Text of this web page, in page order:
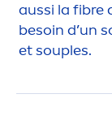
aussi la fibre
besoin d’un
et souples.